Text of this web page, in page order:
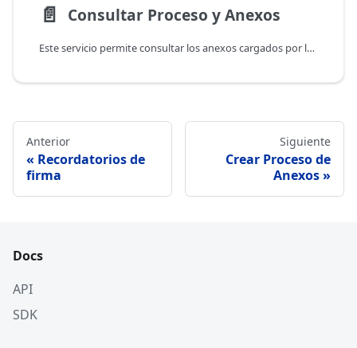
📄️ Consultar Proceso y Anexos
Este servicio permite consultar los anexos cargados por los firmantes dentro de un proceso. El comportamiento de la respuesta varía según se incluya o no el parámetro userId.
Anterior
Recordatorios de
firma
Siguiente
Crear Proceso de
Anexos
Docs
API
SDK